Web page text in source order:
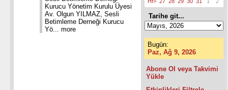
Kurucu Yönetim Kurulu Üyesi
Av. Olgun YILMAZ, Sesli
Betimleme Derneği Kurucu
Yö... more
Tarihe git...
Bugün:
Paz, Ağ 9, 2026
Abone Ol veya Takvimi
Yükle